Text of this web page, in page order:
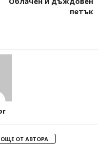
петък
ОЩЕ ОТ АВТОРА